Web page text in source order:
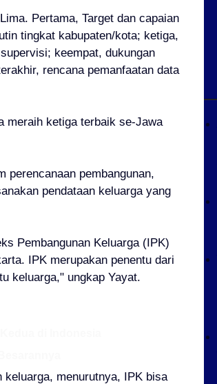
Pertama, Target dan capaian
tingkat kabupaten/kota; ketiga,
keempat, dukungan
rencana pemanfaatan data
meraih ketiga terbaik se-Jawa
perencanaan pembangunan,
pendataan keluarga yang
Pembangunan Keluarga (IPK)
IPK merupakan penentu dari
keluarga," ungkap Yayat.
keluarga, menurutnya, IPK bisa